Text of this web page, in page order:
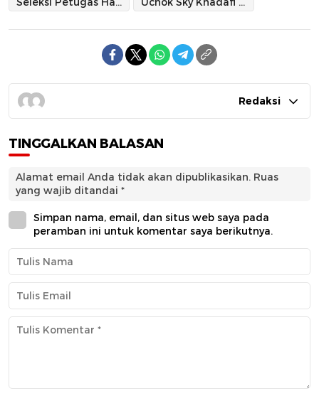
Redaksi
TINGGALKAN BALASAN
Alamat email Anda tidak akan dipublikasikan. Ruas
yang wajib ditandai *
Simpan nama, email, dan situs web saya pada
peramban ini untuk komentar saya berikutnya.